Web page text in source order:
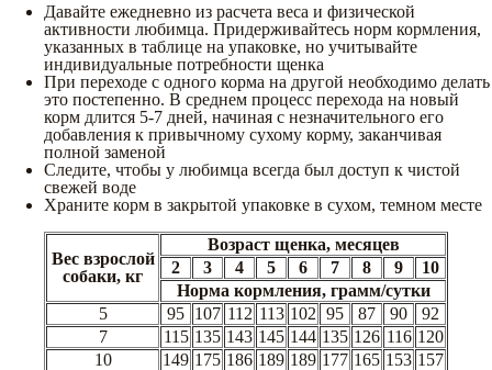
Давайте ежедневно из расчета веса и физической
активности любимца. Придерживайтесь норм кормления,
указанных в таблице на упаковке, но учитывайте
индивидуальные потребности щенка
При переходе с одного корма на другой необходимо делать
это постепенно. В среднем процесс перехода на новый
корм длится 5-7 дней, начиная с незначительного его
добавления к привычному сухому корму, заканчивая
полной заменой
Следите, чтобы у любимца всегда был доступ к чистой
свежей воде
Храните корм в закрытой упаковке в сухом, темном месте
Вес взрослой
собаки, кг
Возраст щенка, месяцев
2
3 4 5 6 7 8 9
10
Норма кормления, грамм/сутки
5
95 107 112 113 102 95 87 90
92
7
115 135 143 145 144 135 126 116 120
10
149 175 186 189 189 177 165 153 157